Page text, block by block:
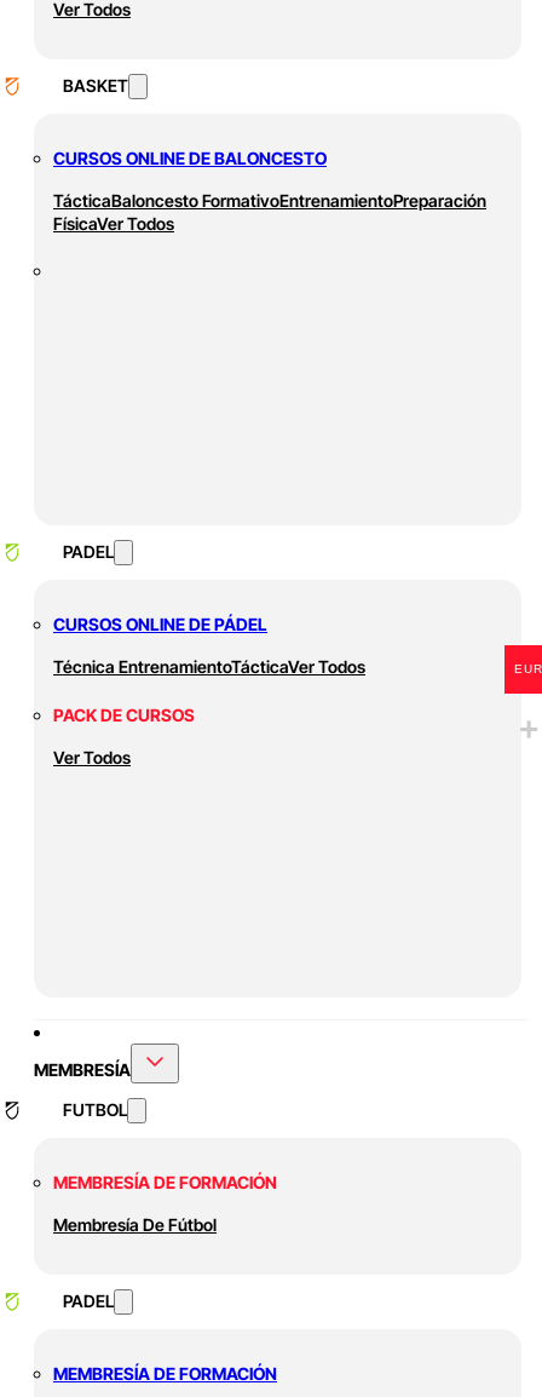
Ver Todos
BASKET
CURSOS ONLINE DE BALONCESTO
TácticaBaloncesto FormativoEntrenamientoPreparación
FísicaVer Todos
PADEL
CURSOS ONLINE DE PÁDEL
Técnica EntrenamientoTácticaVer Todos
PACK DE CURSOS
Ver Todos
MEMBRESÍA
FUTBOL
MEMBRESÍA DE FORMACIÓN
Membresía De Fútbol
PADEL
MEMBRESÍA DE FORMACIÓN
EUR